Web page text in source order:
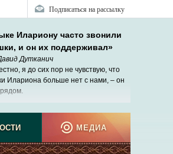
Подписаться на рассылку
Илариону часто звонили
и он их поддерживал»
Дутканич
я до сих пор не чувствую, что
Илариона больше нет с нами, – он
рядом.
МЕДИА